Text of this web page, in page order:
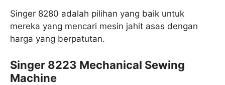
Singer 8280 adalah pilihan yang baik untuk
mereka yang mencari mesin jahit asas dengan
harga yang berpatutan.
Singer 8223 Mechanical Sewing
Machine